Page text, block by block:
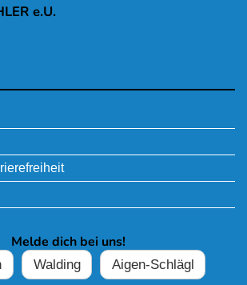
e.U.
Melde dich bei uns!
Walding Aigen-Schlägl